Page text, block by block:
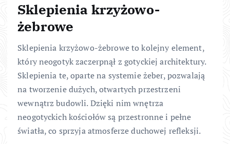
Sklepienia krzyżowo-
żebrowe
Sklepienia krzyżowo-żebrowe to kolejny element,
który neogotyk zaczerpnął z gotyckiej architektury.
Sklepienia te, oparte na systemie żeber, pozwalają
na tworzenie dużych, otwartych przestrzeni
wewnątrz budowli. Dzięki nim wnętrza
neogotyckich kościołów są przestronne i pełne
światła, co sprzyja atmosferze duchowej refleksji.